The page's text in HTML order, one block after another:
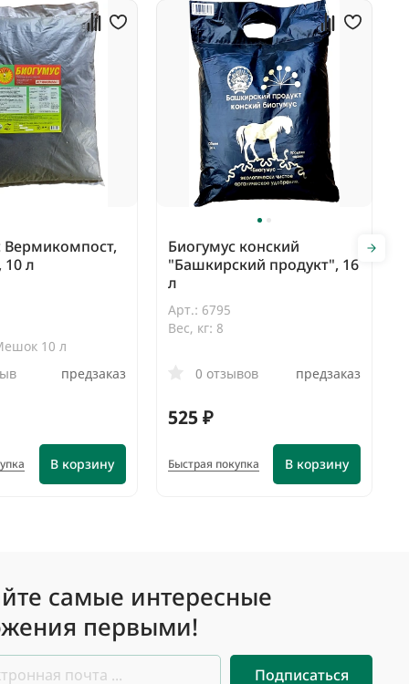
Вермикомпост,
10 л
10 л
предзаказ
В корзину
Биогумус конский
"Башкирский продукт", 16
л
Арт.: 6795
Вес, кг: 8
0 отзывов предзаказ
525 ₽
В корзину
Быстрая покупка
самые интересные
первыми!
Подписаться